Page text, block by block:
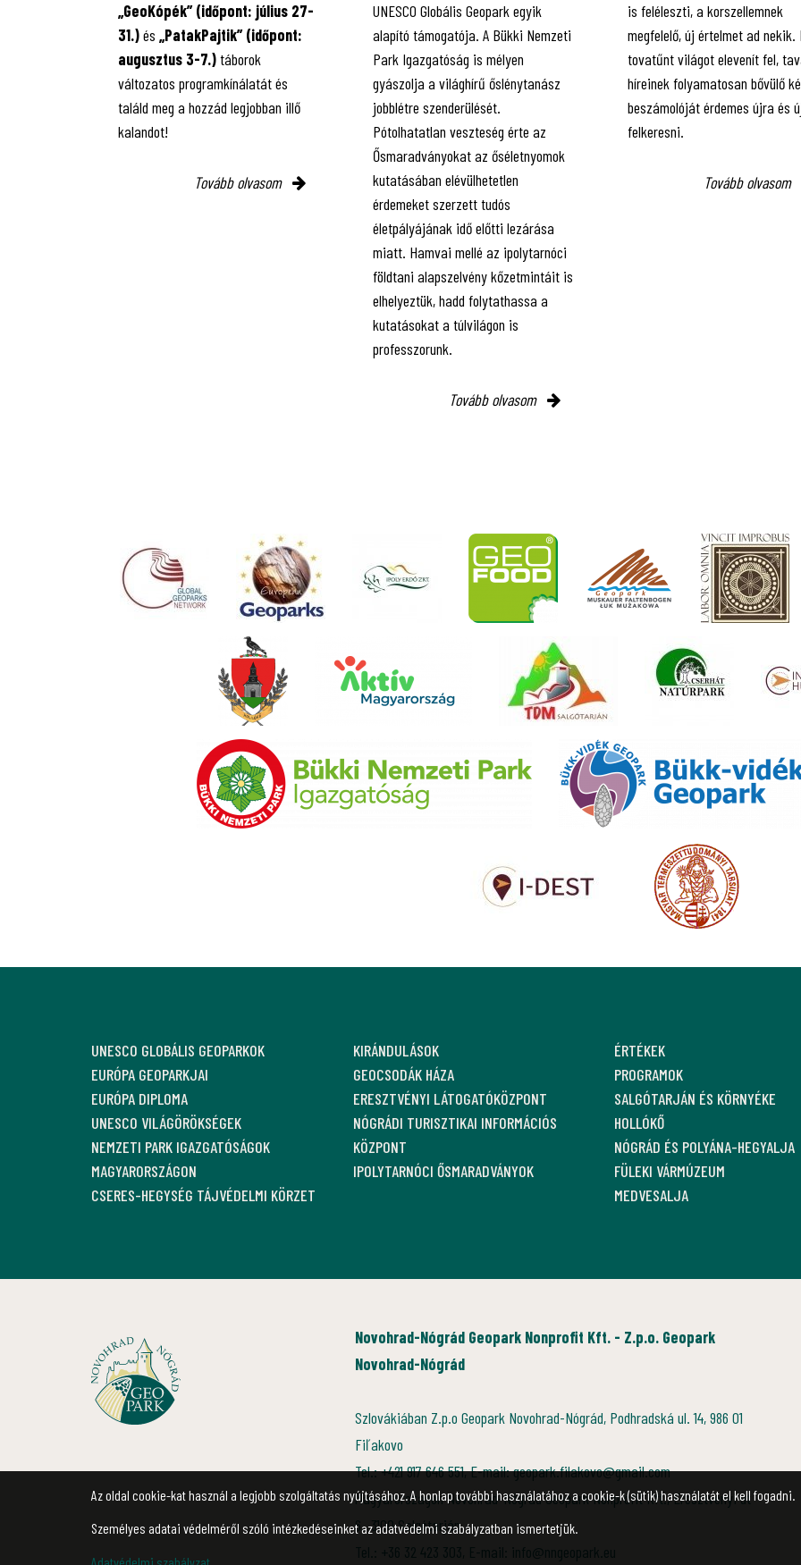
„GeoKópék” (időpont: július 27-
31.)és „PatakPajtik” (időpont:
augusztus 3-7.)táborok
változatos programkínálatát és
találd meg a hozzád legjobban illő
kalandot!
Tovább olvasom
UNESCO Globális Geopark egyik
alapító támogatója. A Bükki Nemzeti
Park Igazgatóság is mélyen
gyászolja a világhírű őslénytanász
jobblétre szenderülését.
Pótolhatatlan veszteség érte az
Ősmaradványokat az őséletnyomok
kutatásában elévülhetetlen
érdemeket szerzett tudós
életpályájának idő előtti lezárása
miatt. Hamvai mellé az ipolytarnóci
földtani alapszelvény kőzetmintáit is
elhelyeztük, hadd folytathassa a
kutatásokat a túlvilágon is
professzorunk.
Tovább olvasom
is feléleszti, a korszellemnek
megfelelő, új értelmet ad nekik.
tovatűnt világot elevenít fel,
híreinek folyamatosan bővülő
beszámolóját érdemes újra és
felkeresni.
Tovább olvasom
UNESCO GLOBÁLIS GEOPARKOK
EURÓPA GEOPARKJAI
EURÓPA DIPLOMA
UNESCO VILÁGÖRÖKSÉGEK
NEMZETI PARK IGAZGATÓSÁGOK
MAGYARORSZÁGON
CSERES-HEGYSÉG TÁJVÉDELMI KÖRZET
KIRÁNDULÁSOK
GEOCSODÁK HÁZA
ERESZTVÉNYI LÁTOGATÓKÖZPONT
NÓGRÁDI TURISZTIKAI INFORMÁCIÓS
KÖZPONT
IPOLYTARNÓCI ŐSMARADVÁNYOK
ÉRTÉKEK
PROGRAMOK
SALGÓTARJÁN ÉS KÖRNYÉKE
HOLLÓKŐ
NÓGRÁD ÉS POLYÁNA-HEGYALJA
FÜLEKI VÁRMÚZEUM
MEDVESALJA
Novohrad-Nógrád Geopark Nonprofit Kft. - Z.p.o. Geopark
Novohrad-Nógrád
Szlovákiában Z.p.o Geopark Novohrad-Nógrád, Podhradská ul. 14, 986 01
Fiľakovo
Tel.: +421 917 646 551, E-mail: geopark.filakovo@gmail.com
Magyarországon Novohrad-Nógrád Geopark Nonprofit Kft., Eresztvényi út
6., 3100 Salgótarján
Tel.: +36 32 423 303, E-mail: info@nngeopark.eu
Az oldal cookie-kat használ a legjobb szolgáltatás nyújtásához. A honlap további használatához a cookie-k (sütik) használatát el kell fogadni.
Személyes adatai védelméről szóló intézkedéseinket az adatvédelmi szabályzatban ismertetjük.
Adatvédelmi szabályzat